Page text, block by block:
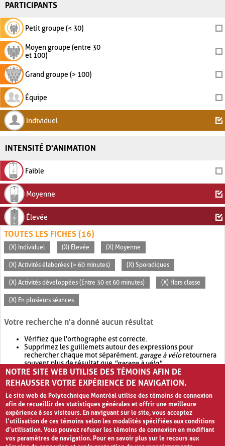
PARTICIPANTS
Petit groupe (< 30)
Moyen groupe (entre 30
et 100)
Grand groupe (> 100)
Équipe
Individuel
INTENSITÉ D'ANIMATION
Faible
Moyenne
Élevée
TOUTES LES FICHES (16)
(X) Individuel (X) Élevée (X) Moyenne
(X) Activités élaborées (> 60 minutes) (X) Sporadiques
(X) Activités développées (Entre 30 et 60 minutes) (X) Hors classe
(X) En plusieurs séances
Votre recherche n'a donné aucun résultat
Vérifiez que l'orthographe est correcte.
Supprimez les guillemets autour des expressions pour
rechercher chaque mot séparément. garage à véloretournera
souvent plus de résultat que"garage à vélo".
Envisagez d'élargir votre recherche avec OR.garage OR vélo
retournera souvent plus de résultat quegarage à vélo
NOTRE SITE WEB UTILISE DES TÉMOINS AFIN DE
REHAUSSER VOTRE EXPÉRIENCE DE NAVIGATION.
Le site web de Polytechnique Montréal utilise des témoins de connexion
afin de recueillir des statistiques générales et offrir une meilleure
expérience à ses visiteurs. En naviguant sur le site, vous acceptez
l’utilisation de ces témoins selon les modalités spécifiées aux conditions
d’utilisation. Vous pouvez refuser les témoins de connexion en modifiant
vos paramètres de navigation. Pour en savoir plus sur le recours aux